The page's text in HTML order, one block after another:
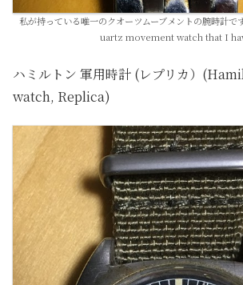
私が持っている唯一のクオーツムーブメントの腕時計
uartz movement watch that I
ハミルトン 軍用時計 (レプリカ）
watch, Replica)